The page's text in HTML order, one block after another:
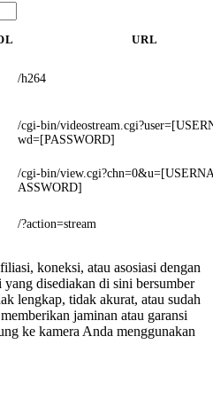
URL
/h264
/cgi-bin/
wd=[PASSWORD]
/cgi-bin/
ASSWORD]
/?action=stream
koneksi, atau asosiasi dengan
disediakan di sini bersumber
lengkap, tidak akurat, atau sudah
jaminan atau garansi
ke kamera Anda menggunakan